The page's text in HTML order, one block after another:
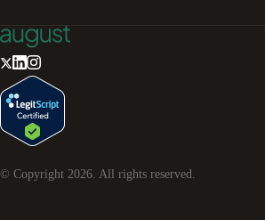
© Copyright 2026. All rights reserved.